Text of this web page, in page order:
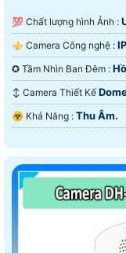
💯 Chất lượng hình Ảnh :
⚜️ Camera Công nghệ :
✪ Tầm Nhìn Ban Đêm :
↕️ Camera Thiết Kế
️☣️ Khả Năng : Thu Âm.